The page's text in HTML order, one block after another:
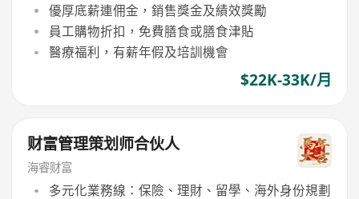
優厚底薪連佣金，銷售獎金及績效獎勵
員工購物折扣，免費膳食或膳食津貼
醫療福利，有薪年假及培訓機會
$22K-33K/月
财富管理策划师合伙人
海睿财富
多元化業務線：保險、理財、留學、海外身份規劃